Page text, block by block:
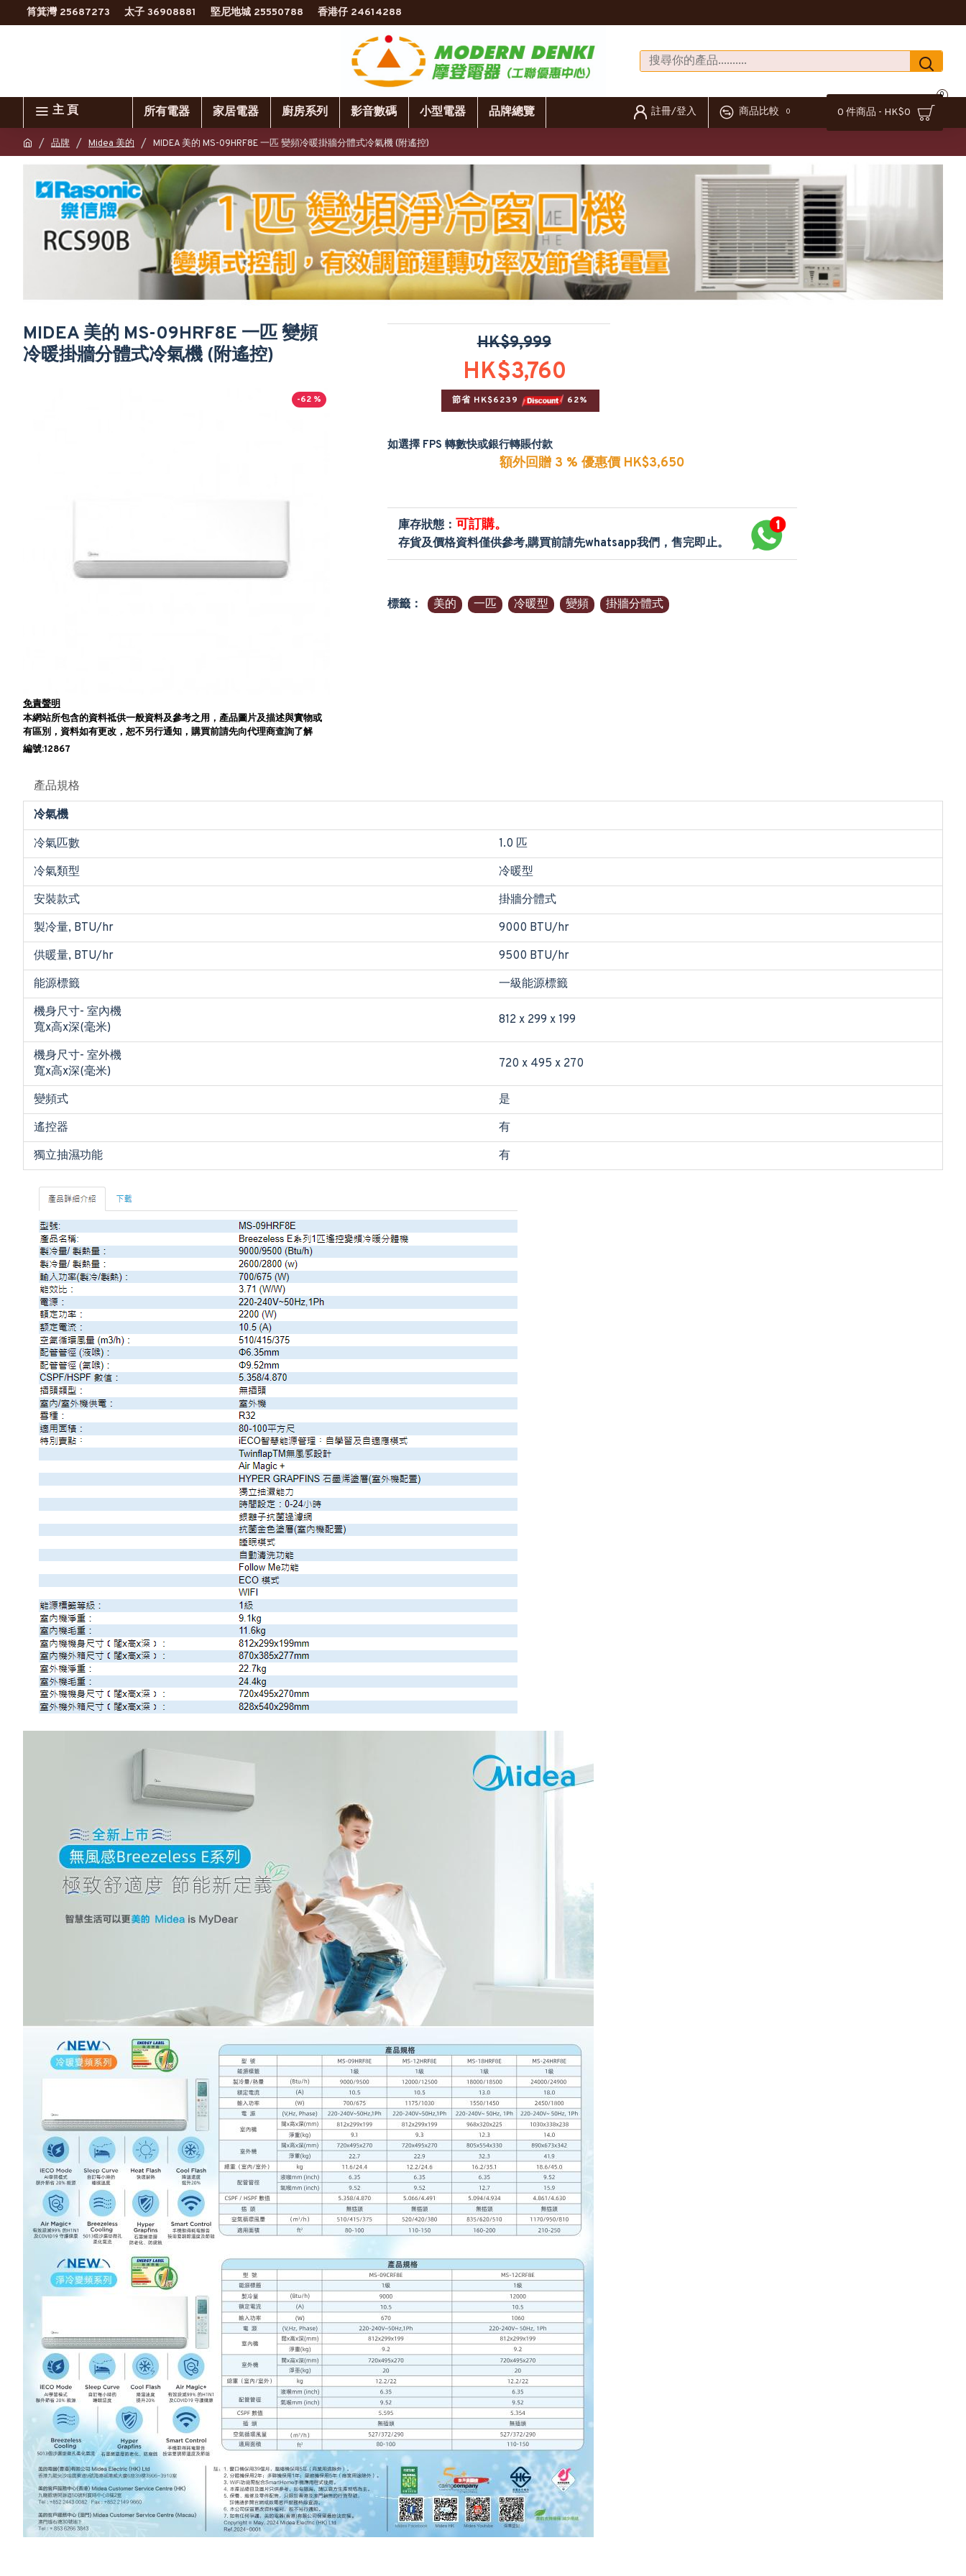
筲箕灣 25687273 太子 36908881 堅尼地城 25550788 香港仔 24614288
主 頁 所有電器 家居電器 廚房系列 影音數碼 小型電器 品牌總覽 註冊/登入 商品比較 0 0 件商品 - HK$0
0
品牌 Midea 美的 MIDEA 美的 MS-09HRF8E 一匹 變頻冷暖掛牆分體式冷氣機 (附遙控)
MIDEA 美的 MS-09HRF8E 一匹 變頻
冷暖掛牆分體式冷氣機 (附遙控)
-62 %
免責聲明
本網站所包含的資料祗供一般資料及參考之用，產品圖片及描述與實物或
有區別，資料如有更改，恕不另行通知，購買前請先向代理商查詢了解
編號:12867
HK$3,760
HK$9,999
節省 HK$6239 62%
如選擇 FPS 轉數快或銀行轉賬付款
額外回贈 3 % 優惠價 HK$3,650
庫存狀態： 可訂購。
存貨及價格資料僅供參考,購買前請先whatsapp我們，售完即止。
標籤： 美的 一匹 冷暖型 變頻 掛牆分體式
產品規格
冷氣機
冷氣匹數
1.0 匹
冷氣類型
冷暖型
安裝款式
掛牆分體式
製冷量, BTU/hr
9000 BTU/hr
供暖量, BTU/hr
9500 BTU/hr
能源標籤
一級能源標籤
機身尺寸- 室內機
寬x高x深(毫米)
812 x 299 x 199
機身尺寸- 室外機
寬x高x深(毫米)
720 x 495 x 270
變頻式
是
遙控器
有
獨立抽濕功能
有